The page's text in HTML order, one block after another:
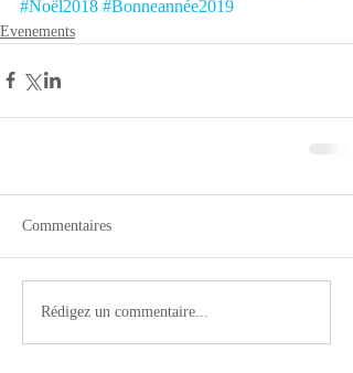
#Noël2018 #Bonneannée2019
Evenements
Commentaires
Rédigez un commentaire...